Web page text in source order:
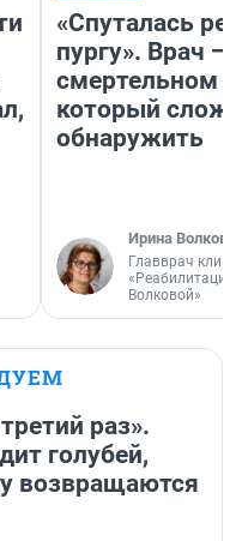
«Спуталась
пургу». Врач —
смертельном
который
обнаружить
Ирина Волкова
Главврач
«Реабилитация
Волковой»
раз».
голубей,
возвращаются